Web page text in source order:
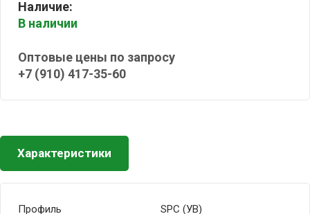
Наличие:
В наличии
Оптовые цены по запросу
+7 (910) 417-35-60
Характеристики
Профиль
SPC (УВ)